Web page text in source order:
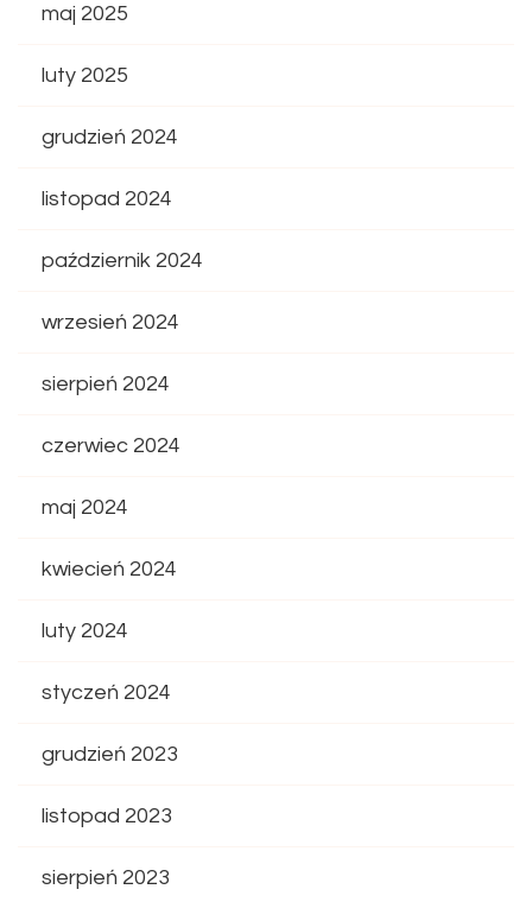
maj 2025
luty 2025
grudzień 2024
listopad 2024
październik 2024
wrzesień 2024
sierpień 2024
czerwiec 2024
maj 2024
kwiecień 2024
luty 2024
styczeń 2024
grudzień 2023
listopad 2023
sierpień 2023